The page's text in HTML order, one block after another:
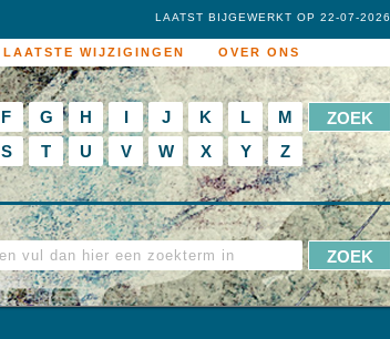
LAATSTE WIJZIGINGEN OVER ONS
LAATST BIJGEWERKT OP 22-07-2026
F G H I J K L
M
S T U V W X Y Z